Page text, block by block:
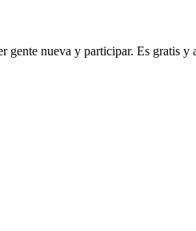
nueva y participar. Es gratis